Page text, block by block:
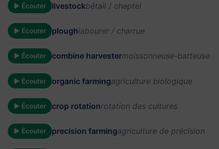
▶ Écouter livestockbétail / cheptel
▶ Écouter ploughlabourer / charrue
▶ Écouter combine harvestermoissonneuse-batteuse
▶ Écouter organic farmingagriculture biologique
▶ Écouter crop rotationrotation des cultures
▶ Écouter precision farmingagriculture de précision